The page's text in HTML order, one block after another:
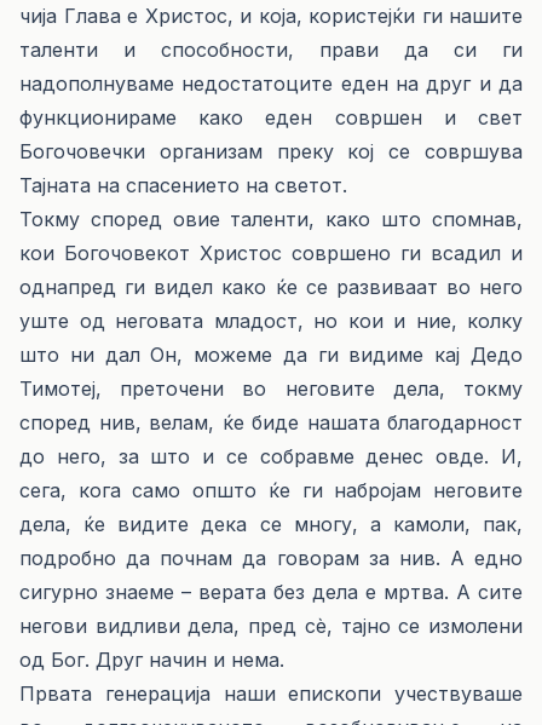
чија Глава е Христос, и која, користејќи ги нашите
таленти и способности, прави да си ги
надополнуваме недостатоците еден на друг и да
функционираме како еден совршен и свет
Богочовечки организам преку кој се совршува
Тајната на спасението на светот.
Токму според овие таленти, како што спомнав,
кои Богочовекот Христос совршено ги всадил и
однапред ги видел како ќе се развиваат во него
уште од неговата младост, но кои и ние, колку
што ни дал Он, можеме да ги видиме кај Дедо
Тимотеј, преточени во неговите дела, токму
според нив, велам, ќе биде нашата благодарност
до него, за што и се собравме денес овде. И,
сега, кога само општо ќе ги набројам неговите
дела, ќе видите дека се многу, а камоли, пак,
подробно да почнам да говорам за нив. А едно
сигурно знаеме – верата без дела е мртва. А сите
негови видливи дела, пред сѐ, тајно се измолени
од Бог. Друг начин и нема.
Првата генерација наши епископи учествуваше